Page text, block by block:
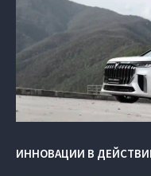
ИННОВАЦИИ В